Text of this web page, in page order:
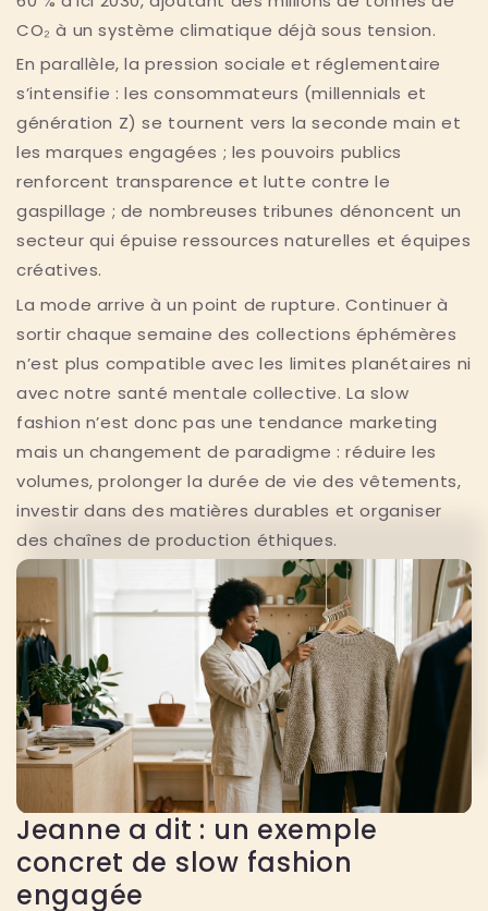
CO₂ à un système climatique déjà sous tension.
En parallèle, la pression sociale et réglementaire
s’intensifie : les consommateurs (millennials et
génération Z) se tournent vers la seconde main et
les marques engagées ; les pouvoirs publics
renforcent transparence et lutte contre le
gaspillage ; de nombreuses tribunes dénoncent un
secteur qui épuise ressources naturelles et équipes
créatives.
La mode arrive à un point de rupture. Continuer à
sortir chaque semaine des collections éphémères
n’est plus compatible avec les limites planétaires ni
avec notre santé mentale collective. La slow
fashion n’est donc pas une tendance marketing
mais un changement de paradigme : réduire les
volumes, prolonger la durée de vie des vêtements,
investir dans des matières durables et organiser
des chaînes de production éthiques.
Jeanne a dit : un exemple
concret de slow fashion
engagée